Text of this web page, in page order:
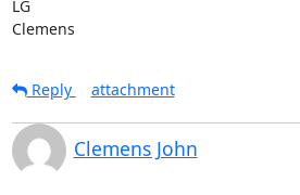
LG
Clemens
Reply
attachment
Clemens John